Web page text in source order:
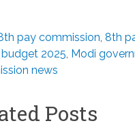
pay commission, 8th
budget 2025, Modi
news
Posts